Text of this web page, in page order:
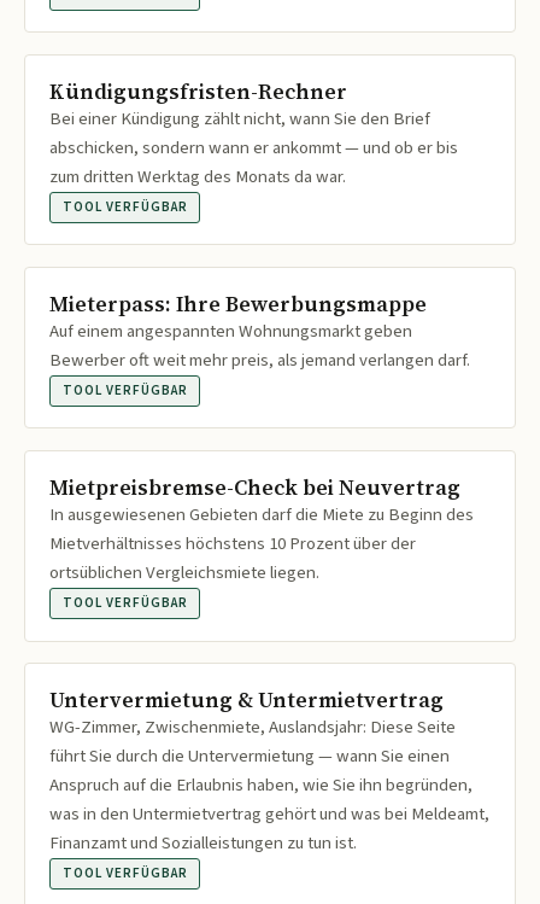
Kündigungsfristen-Rechner
Bei einer Kündigung zählt nicht, wann Sie den Brief
abschicken, sondern wann er ankommt — und ob er bis
zum dritten Werktag des Monats da war.
TOOL VERFÜGBAR
Mieterpass: Ihre Bewerbungsmappe
Auf einem angespannten Wohnungsmarkt geben
Bewerber oft weit mehr preis, als jemand verlangen darf.
TOOL VERFÜGBAR
Mietpreisbremse-Check bei Neuvertrag
In ausgewiesenen Gebieten darf die Miete zu Beginn des
Mietverhältnisses höchstens 10 Prozent über der
ortsüblichen Vergleichsmiete liegen.
TOOL VERFÜGBAR
Untervermietung & Untermietvertrag
WG-Zimmer, Zwischenmiete, Auslandsjahr: Diese Seite
führt Sie durch die Untervermietung — wann Sie einen
Anspruch auf die Erlaubnis haben, wie Sie ihn begründen,
was in den Untermietvertrag gehört und was bei Meldeamt,
Finanzamt und Sozialleistungen zu tun ist.
TOOL VERFÜGBAR